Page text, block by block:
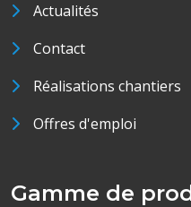
Actualités
Contact
Réalisations chantiers
Offres d'emploi
Gamme de